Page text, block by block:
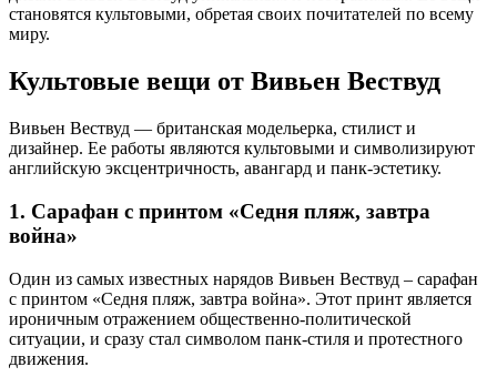
становятся культовыми, обретая своих почитателей по всему
миру.
Культовые вещи от Вивьен Вествуд
Вивьен Вествуд — британская модельерка, стилист и
дизайнер. Ее работы являются культовыми и символизируют
английскую эксцентричность, авангард и панк-эстетику.
1. Сарафан с принтом «Седня пляж, завтра
война»
Один из самых известных нарядов Вивьен Вествуд – сарафан
с принтом «Седня пляж, завтра война». Этот принт является
ироничным отражением общественно-политической
ситуации, и сразу стал символом панк-стиля и протестного
движения.